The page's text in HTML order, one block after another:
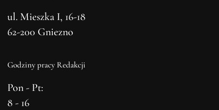
ul. Mieszka I, 16-18
62-200 Gniezno
Godziny pracy Redakcji
Pon - Pt:
8 - 16